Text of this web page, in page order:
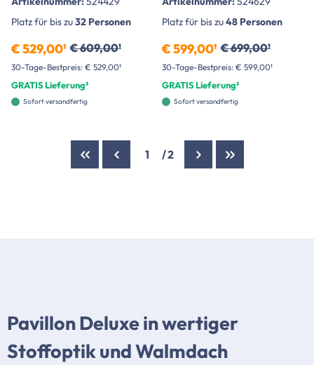
Platz für bis zu32 Personen
€ 529,00¹ € 609,00¹
30-Tage-Bestpreis: € 529,00¹
GRATIS Lieferung²
Sofort versandfertig
Platz für bis zu48 Personen
€ 599,00¹ € 699,00¹
30-Tage-Bestpreis: € 599,00¹
GRATIS Lieferung²
Sofort versandfertig
1 /2
Pavillon Deluxe in wertiger
Stoffoptik und Walmdach